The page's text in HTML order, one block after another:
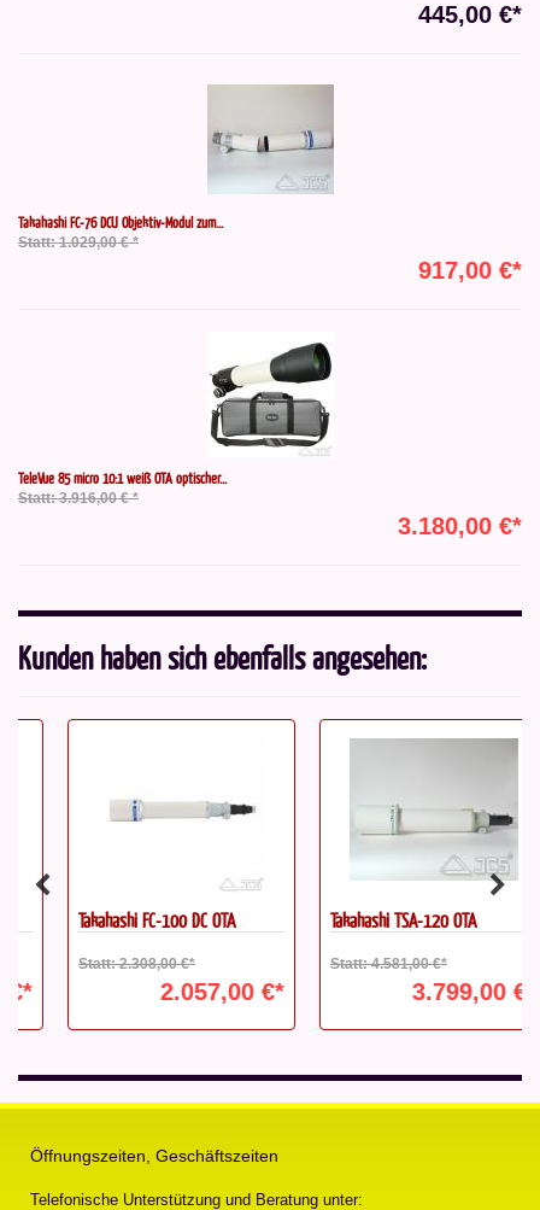
445,00 €*
Takahashi FC-76 DCU Objektiv-Modul zum...
Statt: 1.029,00 € *
917,00 €*
TeleVue 85 micro 10:1 weiß OTA optischer...
Statt: 3.916,00 € *
3.180,00 €*
Kunden haben sich ebenfalls angesehen:
Takahashi FC-100 DC OTA
Statt: 2.308,00 €*
2.057,00 €*
Takahashi TSA-120 OTA
Statt: 4.581,00 €*
3.799,00 €*
Öffnungszeiten, Geschäftszeiten
Telefonische Unterstützung und Beratung unter: